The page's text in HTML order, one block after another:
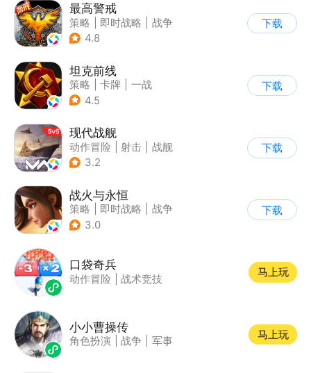
最高警戒
策略 即时战略
战争
| 红警
4.8
下载
坦克前线
策略 卡牌
一战
| 战术竞技
4.5
下载
现代战舰
动作冒险 射击
战舰
| 5v5
3.2
下载
战火与永恒
策略 即时战略
战争
| 欧美风
3.0
下载
口袋奇兵
动作冒险 战术竞技
马上玩
小小曹操传
角色扮演 战争 军事
马上玩